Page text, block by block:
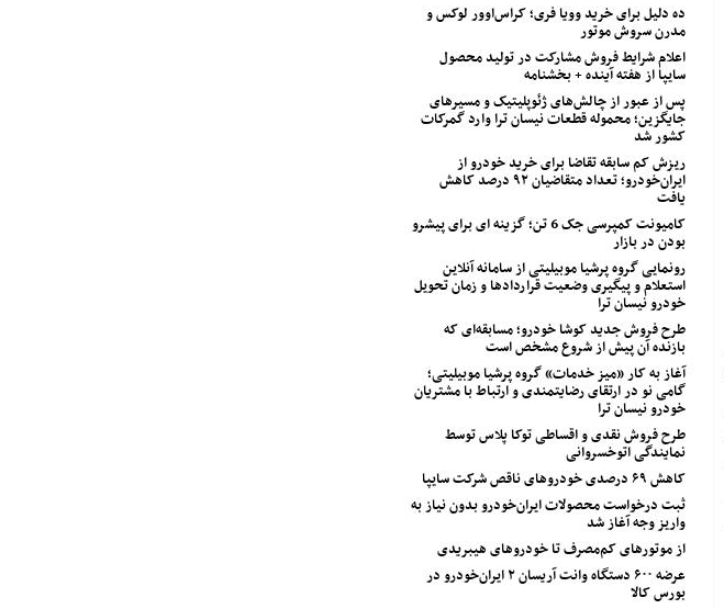
ده دلیل برای خرید وویا فری؛ کراس‌اوور لوکس و
مدرن سروش موتور
اعلام شرایط فروش مشارکت در تولید محصول
سایپا از هفته آینده + بخشنامه
پس از عبور از چالش‌های ژئوپلیتیک و مسیرهای
جایگزین؛ محموله قطعات نیسان ترا وارد گمرکات
کشور شد
ریزش کم‌ سابقه تقاضا برای خرید خودرو از
ایران‌خودرو؛ تعداد متقاضیان ۹۲ درصد کاهش
یافت
کامیونت کمپرسی جک 6 تن؛ گزینه ای برای پیشرو
بودن در بازار
رونمایی گروه پرشیا موبیلیتی از سامانه آنلاین
استعلام و پیگیری وضعیت قراردادها و زمان تحویل
خودرو نیسان ترا
طرح فروش جدید کوشا خودرو؛ مسابقه‌ای که
بازنده آن پیش از شروع مشخص است
آغاز به کار «میز خدمات» گروه پرشیا موبیلیتی؛
گامی نو در ارتقای رضایتمندی و ارتباط با مشتریان
خودرو نیسان ترا
طرح فروش نقدی و اقساطی توکا پلاس توسط
نمایندگی اتوخسروانی
کاهش ۶۹ درصدی خودروهای ناقص شرکت سایپا
ثبت درخواست محصولات ایران‌خودرو بدون نیاز به
واریز وجه آغاز شد
از موتورهای کم‌مصرف تا خودروهای هیبریدی
عرضه ۶۰۰ دستگاه وانت آریسان ۲ ایران‌خودرو در
بورس کالا